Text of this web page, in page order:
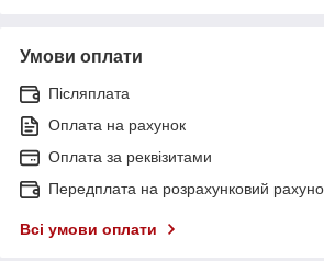
Умови оплати
Післяплата
Оплата на рахунок
Оплата за реквізитами
Передплата на розрахунковий
Всі умови оплати